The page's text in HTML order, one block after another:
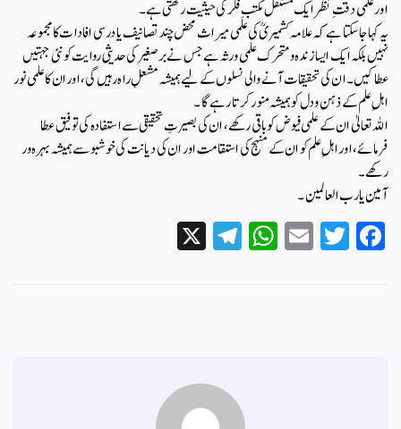
اور علمی دقتِ نظر ایک مستقل مکتبِ فکر کی حیثیت رکھتی ہے۔
یہ کہا جاسکتا ہے کہ علامہ کشمیریؒ کی علمی میراث محض چند تصانیف یا درسی افادات کا مجموعہ
نہیں بلکہ ایک ایسا زندہ و متحرک علمی ورثہ ہے جس نے برصغیر کی حدیثی روایت کو نئی جہتیں
عطا کیں۔ ان کی تحقیقات آنے والی نسلوں کے لیے ہمیشہ مشعلِ راہ رہیں گی، اور ان کا علمی نور
اہلِ علم کے ذہن و دل کو ہمیشہ منور کرتا رہے گا۔
اللہ تعالیٰ ان کے علمی فیوض کو باقی رکھے، ان کی بصیرتِ تحقیقی سے استفادہ کی توفیق عطا
فرمائے، اور اہلِ علم کو ان کے منہج کی استقامت اور ان کی دیانت کی خوشبو سے ہمیشہ بہرہ ور
رکھے۔
آمین یا رب العالمین۔
Fa
T
E
W
Te